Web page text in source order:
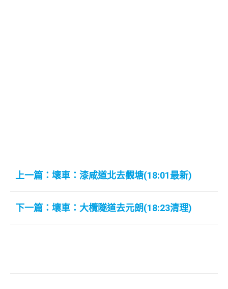
上一篇：壞車：漆咸道北去觀塘(18:01最新)
下一篇：壞車：大欖隧道去元朗(18:23清理)